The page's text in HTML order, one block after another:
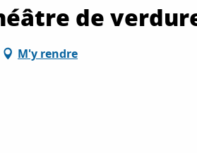
de
M'y rendre